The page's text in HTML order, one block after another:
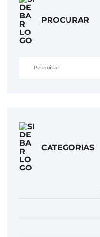
PROCURAR
CATEGORIAS